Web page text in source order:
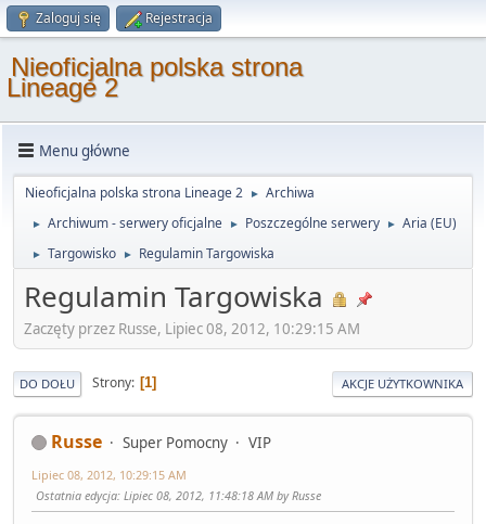
Zaloguj się Rejestracja
Nieoficjalna polska strona
Lineage 2
Menu główne
Nieoficjalna polska strona Lineage 2 ► Archiwa
► Archiwum - serwery oficjalne ► Poszczególne serwery ► Aria (EU)
► Targowisko ► Regulamin Targowiska
Regulamin Targowiska
Zaczęty przez Russe, Lipiec 08, 2012, 10:29:15 AM
DO DOŁU Strony 1 AKCJE UŻYTKOWNIKA
Russe Super Pomocny VIP
Lipiec 08, 2012, 10:29:15 AM
Ostatnia edycja: Lipiec 08, 2012, 11:48:18 AM by Russe